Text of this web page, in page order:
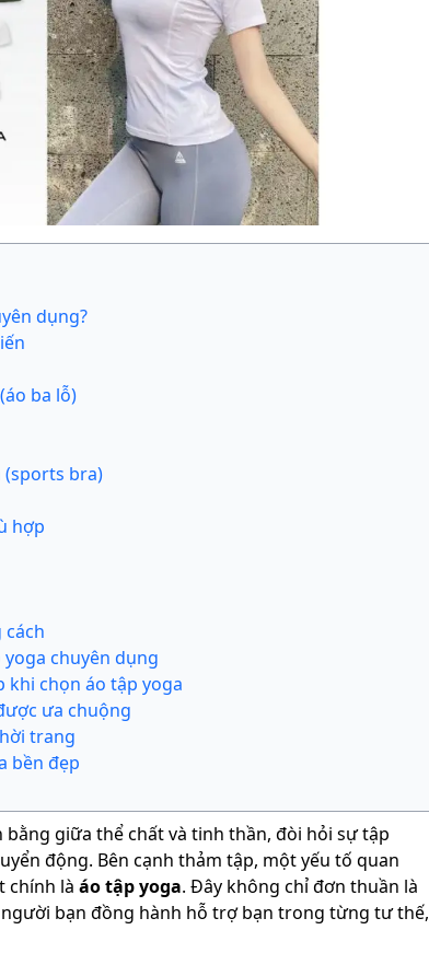
dụng?
ba lỗ)
(sports bra)
hợp
cách
yoga chuyên dụng
khi chọn áo tập yoga
ưa chuộng
trang
bền đẹp
bằng giữa thể chất và tinh thần, đòi hỏi sự tập
động. Bên cạnh thảm tập, một yếu tố quan
chính là áo tập yoga. Đây không chỉ đơn thuần là
bạn đồng hành hỗ trợ bạn trong từng tư thế,